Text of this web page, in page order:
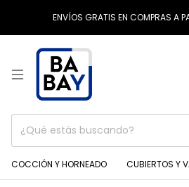
ENVÍOS GRATIS EN COMPRAS A
COCCIÓN Y HORNEADO CUBIERTOS Y